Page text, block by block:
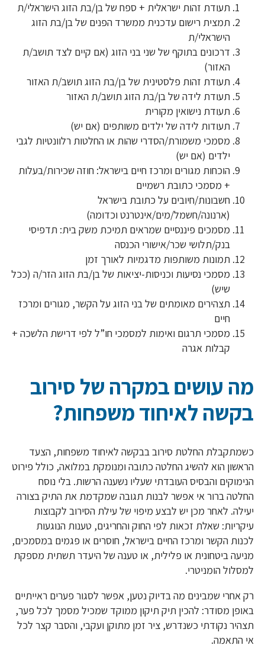
תעודת זהות ישראלית + ספח של בן/בת הזוג הישראלי/ת
תמצית רישום עדכנית ממשרד הפנים של בן/בת הזוג
הישראלי/ת
דרכונים בתוקף של שני בני הזוג (אם קיים לצד תושב/ת
האזור)
תעודת זהות פלסטינית של בן/בת הזוג תושב/ת האזור
תעודת לידה של בן/בת הזוג תושב/ת האזור
תעודת נישואין מקורית
תעודות לידה של ילדים משותפים (אם יש)
מסמכי משמורת/הסדרי שהות או החלטות רלוונטיות לגבי
ילדים (אם יש)
הוכחות מגורים ומרכז חיים בישראל: חוזה שכירות/בעלות
+ מסמכי כתובת רשמיים
חשבונות/חיובים על כתובת בישראל
(ארנונה/חשמל/מים/אינטרנט וכדומה)
מסמכים פיננסיים שמראים תמיכת משק בית: תדפיסי
בנק/תלושי שכר/אישורי הכנסה
תמונות משותפות מדגמיות לאורך זמן
מסמכי נסיעות וכניסות-יציאות של בן/בת הזוג הזר/ה (ככל
שיש)
תצהירים מאומתים של בני הזוג על הקשר, מגורים ומרכז
חיים
מסמכי תרגום ואימות למסמכי חו”ל לפי דרישת הלשכה +
קבלות אגרה
מה עושים במקרה של סירוב
בקשה לאיחוד משפחות?
כשמתקבלת החלטת סירוב בבקשה לאיחוד משפחות, הצעד
הראשון הוא להשיג החלטה כתובה ומנומקת במלואה, כולל פירוט
הנימוקים והבסיס העובדתי שעליו נשענה הרשות. בלי נוסח
החלטה ברור אי אפשר לבנות תגובה שמקדמת את התיק בצורה
יעילה. לאחר מכן יש לבצע מיפוי של עילת הסירוב לקבוצות
עיקריות: שאלת זכאות לפי החוק והחריגים, טענות הנוגעות
לכנות הקשר ומרכז החיים בישראל, חוסרים או פגמים במסמכים,
מניעה ביטחונית או פלילית, או טענה של היעדר תשתית מספקת
למסלול הומניטרי.
רק אחרי שמבינים מה בדיוק נטען, אפשר לסגור פערים ראייתיים
באופן מסודר: להכין תיק תיקון ממוקד שמכיל מסמך לכל פער,
תצהיר נקודתי כשנדרש, ציר זמן מתוקן ועקבי, והסבר קצר לכל
אי התאמה.